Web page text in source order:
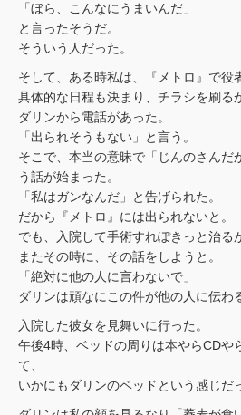
「ぼら、こんなにうまいんだ」
と言ったそうだ。
そういう人だった。
そして、ある時私は、『メトロ』で役
具体的な日程も決まり、チラシを刷る
ダリンから電話があった。
「出られそうもない」と言う。
そこで、本当の意昧で「じんのさんだ
う話が始まった。
「私はガンなんだ」と告げられた。
だから『メトロ』には出られないと。
でも、入院して手術すれぽきっと治る
またその時に、その話をしようと。
「絶対に他の人に言わないで」
ダリンは頑なにこの件が他の人に伝わ
入院した彼女を見舞いに行った。
午後4時、ベッドの周りは本やらCDや
て、
いかにもダリンのベッドという感じだ